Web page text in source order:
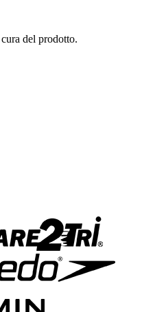
del prodotto.